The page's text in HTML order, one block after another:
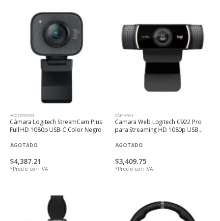
ACCESORIOS
Cámara Logitech StreamCam Plus
Full HD 1080p USB-C Color Negro
AGOTADO
$4,387.21
*Precio con IVA
CÁMARAS
Camara Web Logitech C922 Pro
para Streaming HD 1080p USB
AGOTADO
$3,409.75
*Precio con IVA